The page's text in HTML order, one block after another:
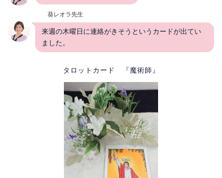
葵レオラ先生
来週の木曜日に連絡がきそうというカードが出てい
ました。
タロットカード 『魔術師』